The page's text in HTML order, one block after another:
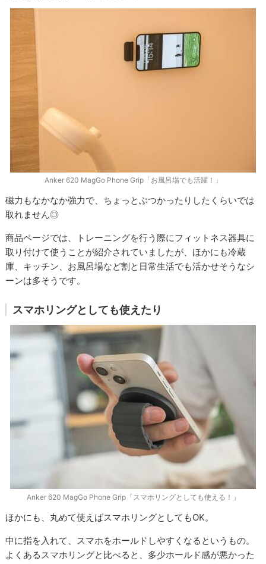
Anker 620 MagGo Phone Grip「お風呂場でも活躍！」
磁力もなかなか強力で、ちょっとぶつかったりしたくらいでは
取れません◎
商品ページでは、トレーニングを行う際にフィットネス器具に
取り付けて使うことが紹介されていましたが、ほかにも冷蔵
庫、キッチン、お風呂場など割と日常生活でも活かせそうなシ
ーンは多そうです。
スマホリングとしても使えたり
Anker 620 MagGo Phone Grip「スマホリングとしても使える！」
ほかにも、丸めて使えばスマホリングとしてもOK。
中に指を入れて、スマホをホールドしやすくなるというもの。
よくあるスマホリングと比べると、多少ホールド感が悪かった